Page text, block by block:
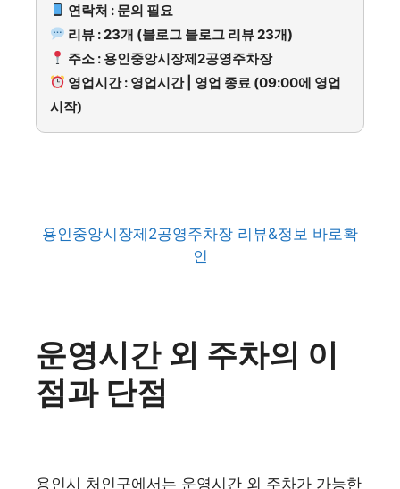
연락처 : 문의 필요
리뷰 : 23개 (블로그 블로그 리뷰 23개)
주소 : 용인중앙시장제2공영주차장
영업시간 : 영업시간 | 영업 종료 (09:00에 영업
시작)
용인중앙시장제2공영주차장 리뷰&정보 바로확
인
운영시간 외 주차의 이
점과 단점
용인시 처인구에서는 운영시간 외 주차가 가능한